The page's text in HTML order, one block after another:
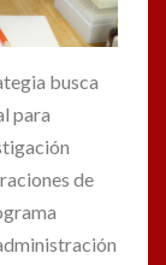
busca
para
de